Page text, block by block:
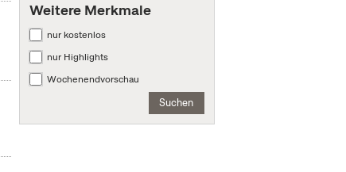
Weitere Merkmale
nur kostenlos
nur Highlights
Wochenendvorschau
Suchen